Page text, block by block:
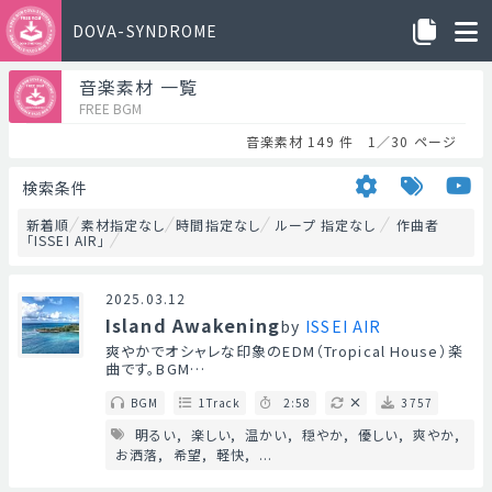
DOVA-SYNDROME
音楽素材 一覧
FREE BGM
音楽素材 149 件 1／30 ページ
検索条件
新着順 素材指定なし 時間指定なし ループ 指定なし
作曲者
「ISSEI AIR」
2025.03.12
Island Awakeningby ISSEI AIR
爽やかでオシャレな印象のEDM（Tropical House）楽
曲です。BGM…
BGM 1Track 2:58 3757
明るい 楽しい 温かい 穏やか 優しい
爽やか
お洒落
希望 軽快 ...